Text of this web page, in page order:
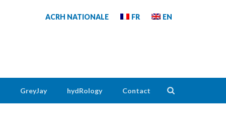
ACRH NATIONALE FR EN
GreyJay hydRology Contact